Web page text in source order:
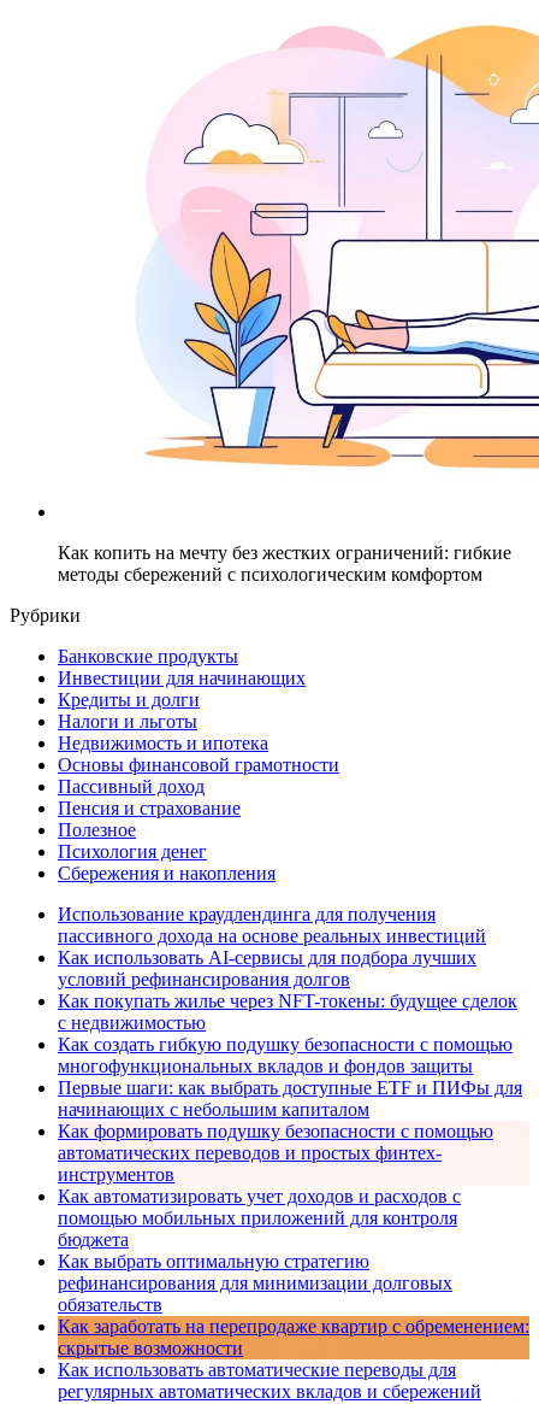
Как копить на мечту без жестких ограничений: гибкие
методы сбережений с психологическим комфортом
Рубрики
Банковские продукты
Инвестиции для начинающих
Кредиты и долги
Налоги и льготы
Недвижимость и ипотека
Основы финансовой грамотности
Пассивный доход
Пенсия и страхование
Полезное
Психология денег
Сбережения и накопления
Использование краудлендинга для получения
пассивного дохода на основе реальных инвестиций
Как использовать AI-сервисы для подбора лучших
условий рефинансирования долгов
Как покупать жилье через NFT-токены: будущее сделок
с недвижимостью
Как создать гибкую подушку безопасности с помощью
многофункциональных вкладов и фондов защиты
Первые шаги: как выбрать доступные ETF и ПИФы для
начинающих с небольшим капиталом
Как формировать подушку безопасности с помощью
автоматических переводов и простых финтех-
инструментов
Как автоматизировать учет доходов и расходов с
помощью мобильных приложений для контроля
бюджета
Как выбрать оптимальную стратегию
рефинансирования для минимизации долговых
обязательств
Как заработать на перепродаже квартир с обременением:
скрытые возможности
Как использовать автоматические переводы для
регулярных автоматических вкладов и сбережений